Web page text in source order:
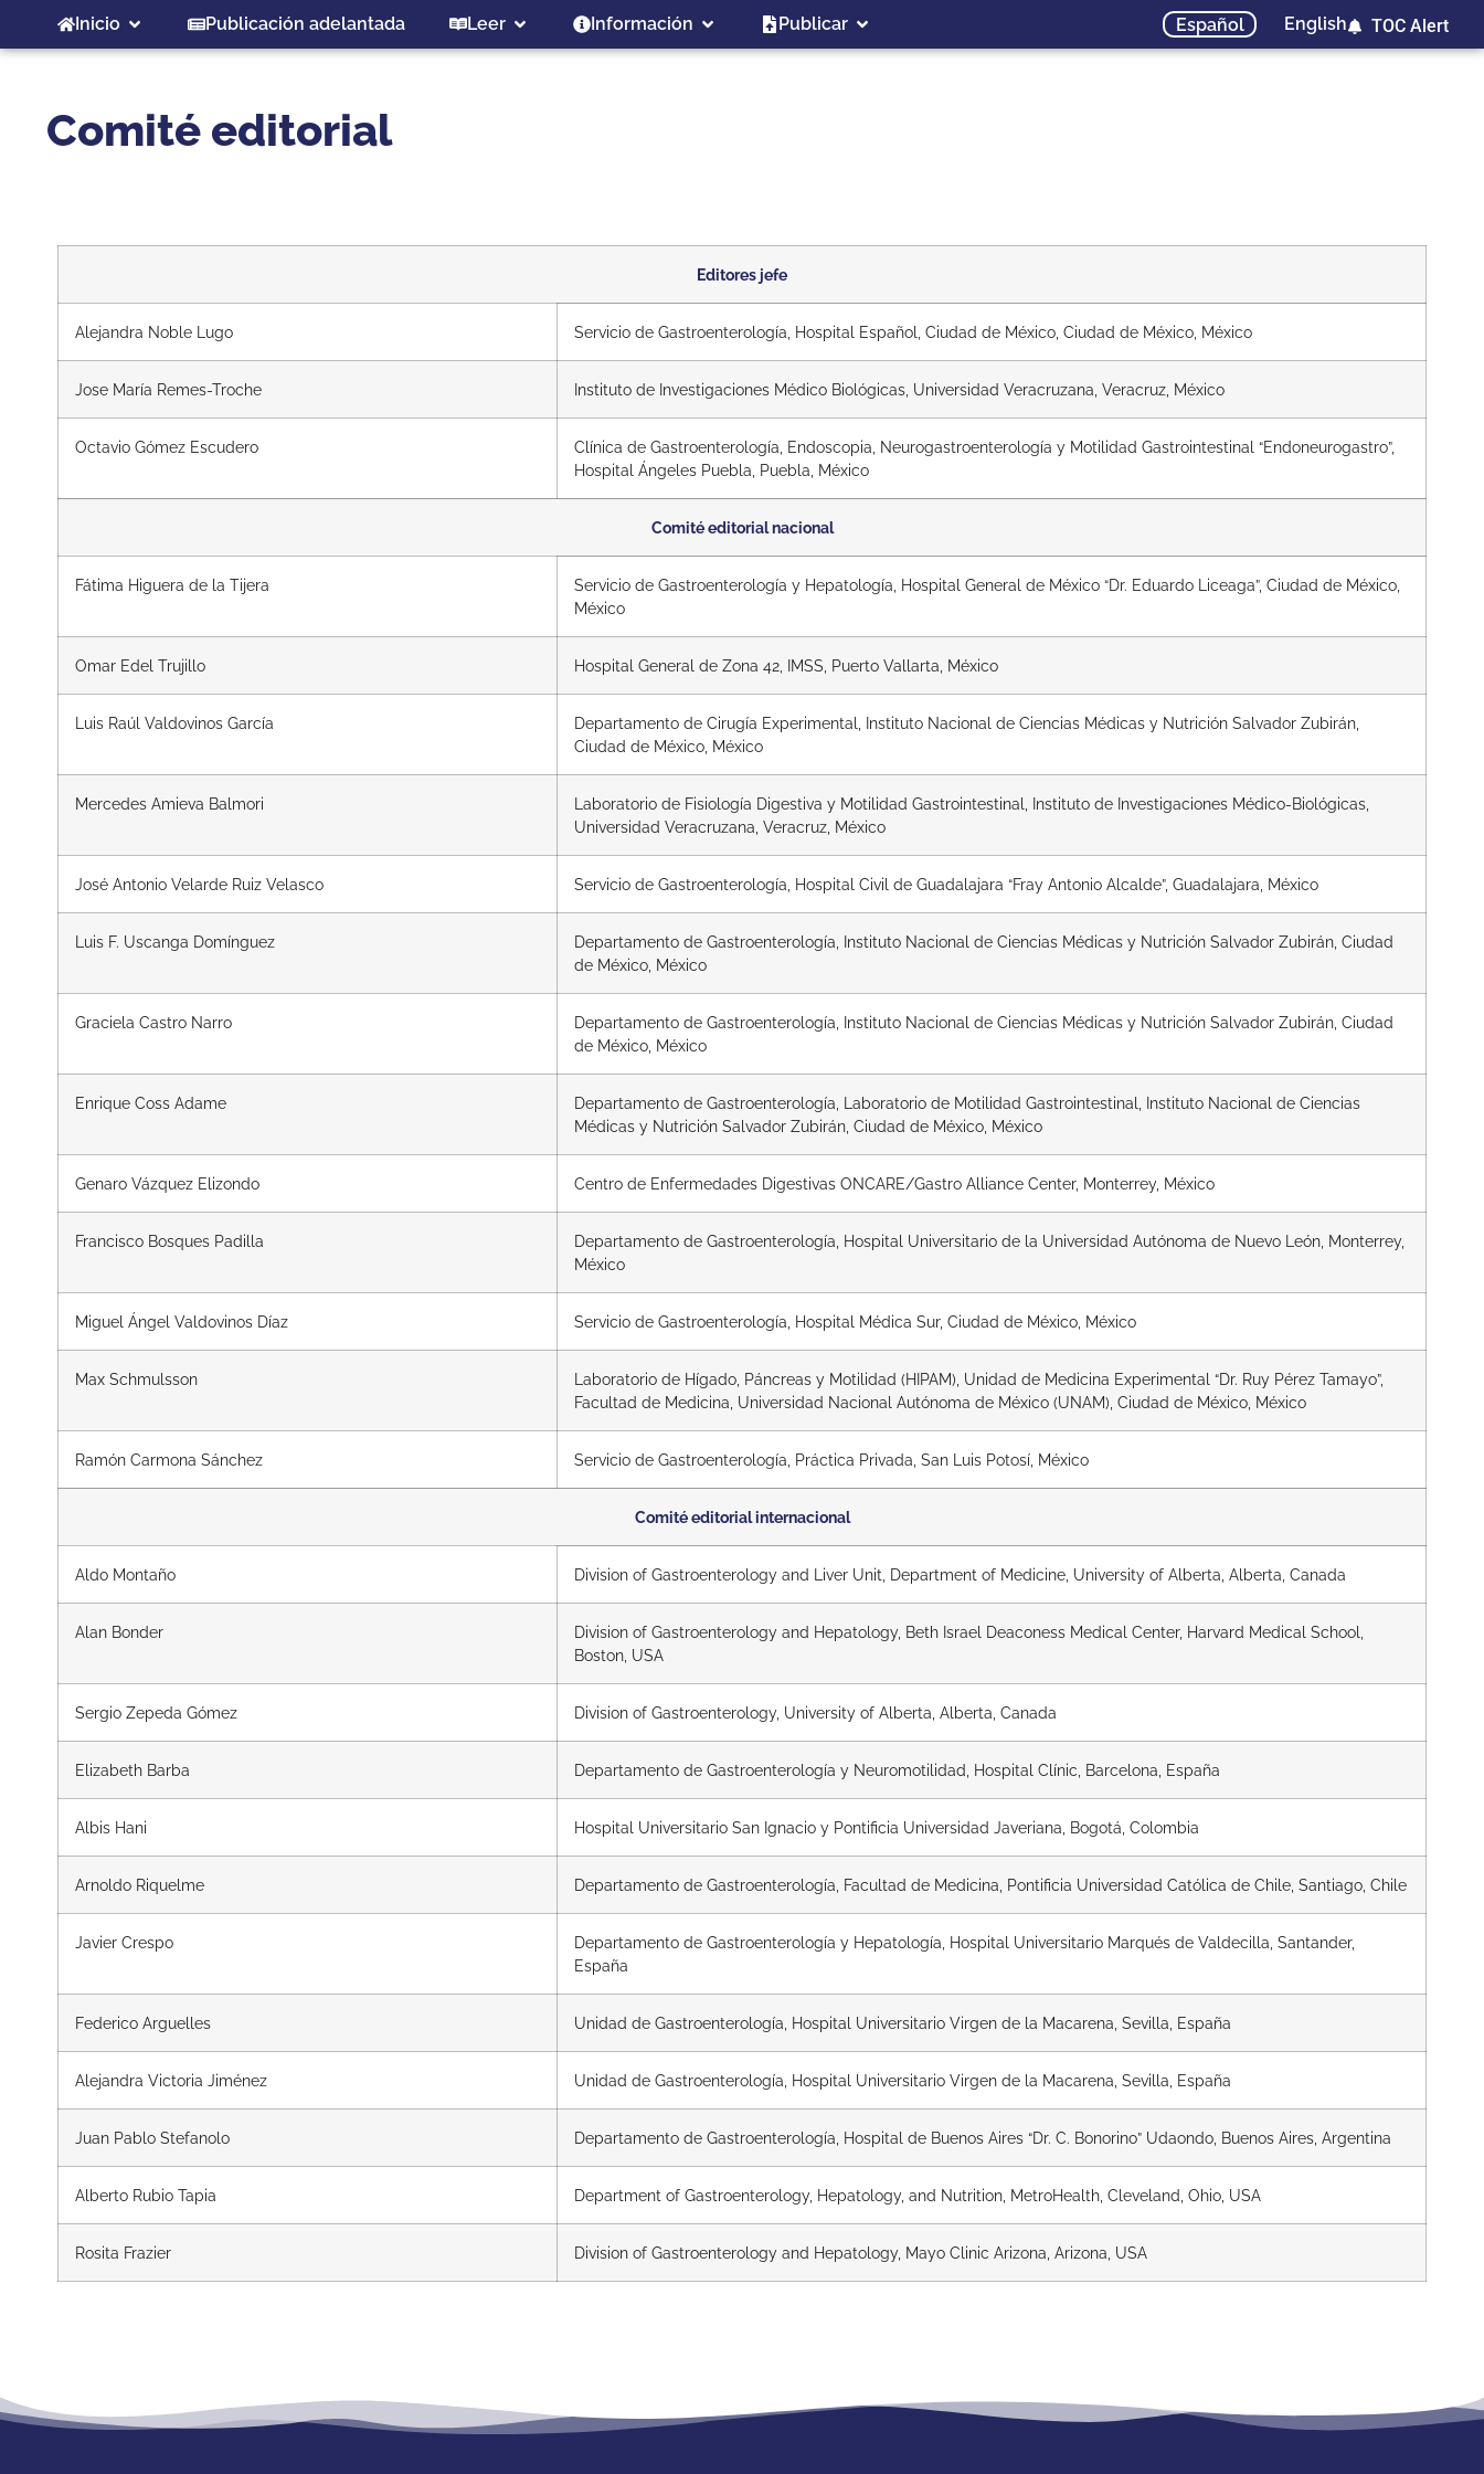
Inicio Publicación adelantada Leer Información Publicar Español English TOC Alert
Comité editorial
Editores jefe
Alejandra Noble Lugo Servicio de Gastroenterología, Hospital Español, Ciudad de México, Ciudad de México, México
Jose María Remes-Troche Instituto de Investigaciones Médico Biológicas, Universidad Veracruzana, Veracruz, México
Octavio Gómez Escudero
Clínica de Gastroenterología, Endoscopia, Neurogastroenterología y Motilidad Gastrointestinal “Endoneurogastro”,
Hospital Ángeles Puebla, Puebla, México
Comité editorial nacional
Fátima Higuera de la Tijera
Servicio de Gastroenterología y Hepatología, Hospital General de México “Dr. Eduardo Liceaga”, Ciudad de México,
México
Omar Edel Trujillo Hospital General de Zona 42, IMSS, Puerto Vallarta, México
Luis Raúl Valdovinos García
Departamento de Cirugía Experimental, Instituto Nacional de Ciencias Médicas y Nutrición Salvador Zubirán,
Ciudad de México, México
Mercedes Amieva Balmori
Laboratorio de Fisiología Digestiva y Motilidad Gastrointestinal, Instituto de Investigaciones Médico-Biológicas,
Universidad Veracruzana, Veracruz, México
José Antonio Velarde Ruiz Velasco Servicio de Gastroenterología, Hospital Civil de Guadalajara “Fray Antonio Alcalde”, Guadalajara, México
Luis F. Uscanga Domínguez
Departamento de Gastroenterología, Instituto Nacional de Ciencias Médicas y Nutrición Salvador Zubirán, Ciudad
de México, México
Graciela Castro Narro
Departamento de Gastroenterología, Instituto Nacional de Ciencias Médicas y Nutrición Salvador Zubirán, Ciudad
de México, México
Enrique Coss Adame
Departamento de Gastroenterología, Laboratorio de Motilidad Gastrointestinal, Instituto Nacional de Ciencias
Médicas y Nutrición Salvador Zubirán, Ciudad de México, México
Genaro Vázquez Elizondo Centro de Enfermedades Digestivas ONCARE/Gastro Alliance Center, Monterrey, México
Francisco Bosques Padilla
Departamento de Gastroenterología, Hospital Universitario de la Universidad Autónoma de Nuevo León, Monterrey,
México
Miguel Ángel Valdovinos Díaz Servicio de Gastroenterología, Hospital Médica Sur, Ciudad de México, México
Max Schmulsson
Laboratorio de Hígado, Páncreas y Motilidad (HIPAM), Unidad de Medicina Experimental “Dr. Ruy Pérez Tamayo”,
Facultad de Medicina, Universidad Nacional Autónoma de México (UNAM), Ciudad de México, México
Ramón Carmona Sánchez Servicio de Gastroenterología, Práctica Privada, San Luis Potosí, México
Comité editorial internacional
Aldo Montaño Division of Gastroenterology and Liver Unit, Department of Medicine, University of Alberta, Alberta, Canada
Alan Bonder
Division of Gastroenterology and Hepatology, Beth Israel Deaconess Medical Center, Harvard Medical School,
Boston, USA
Sergio Zepeda Gómez Division of Gastroenterology, University of Alberta, Alberta, Canada
Elizabeth Barba Departamento de Gastroenterología y Neuromotilidad, Hospital Clínic, Barcelona, España
Albis Hani Hospital Universitario San Ignacio y Pontificia Universidad Javeriana, Bogotá, Colombia
Arnoldo Riquelme Departamento de Gastroenterología, Facultad de Medicina, Pontificia Universidad Católica de Chile, Santiago, Chile
Javier Crespo
Departamento de Gastroenterología y Hepatología, Hospital Universitario Marqués de Valdecilla, Santander,
España
Federico Arguelles Unidad de Gastroenterología, Hospital Universitario Virgen de la Macarena, Sevilla, España
Alejandra Victoria Jiménez Unidad de Gastroenterología, Hospital Universitario Virgen de la Macarena, Sevilla, España
Juan Pablo Stefanolo Departamento de Gastroenterología, Hospital de Buenos Aires “Dr. C. Bonorino” Udaondo, Buenos Aires, Argentina
Alberto Rubio Tapia Department of Gastroenterology, Hepatology, and Nutrition, MetroHealth, Cleveland, Ohio, USA
Rosita Frazier Division of Gastroenterology and Hepatology, Mayo Clinic Arizona, Arizona, USA